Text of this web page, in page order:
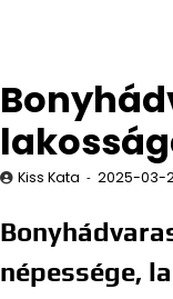
Kiss Kata 2025-03-
népessége,